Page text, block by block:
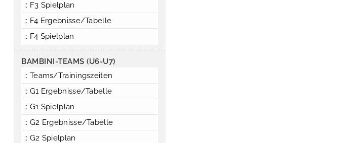
:: F3 Spielplan
:: F4 Ergebnisse/Tabelle
:: F4 Spielplan
BAMBINI-TEAMS (U6-U7)
:: Teams/Trainingszeiten
:: G1 Ergebnisse/Tabelle
:: G1 Spielplan
:: G2 Ergebnisse/Tabelle
:: G2 Spielplan